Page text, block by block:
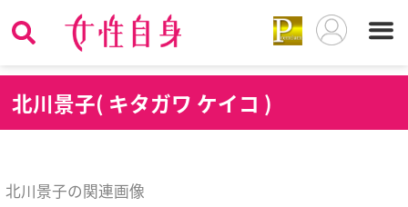
北川景子( キタガワ ケイコ )
北川景子の関連画像